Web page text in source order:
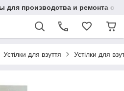
для производства и ремонта
Устілки для взуття Устілки для